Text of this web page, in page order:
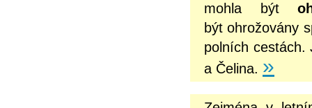
mohla být
být ohrožovány
polních cestách.
a Čelina. »